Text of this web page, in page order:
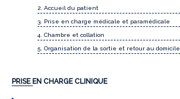
2. Accueil du patient
3. Prise en charge médicale et paramédicale
4. Chambre et collation
5. Organisation de la sortie et retour au domicile
PRISE EN CHARGE CLINIQUE